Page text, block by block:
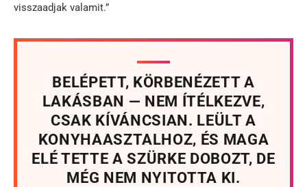
visszaadjak valamit.”
BELÉPETT, KÖRBENÉZETT A
LAKÁSBAN — NEM ÍTÉLKEZVE,
CSAK KÍVÁNCSIAN. LEÜLT A
KONYHAASZTALHOZ, ÉS MAGA
ELÉ TETTE A SZÜRKE DOBOZT, DE
MÉG NEM NYITOTTA KI.